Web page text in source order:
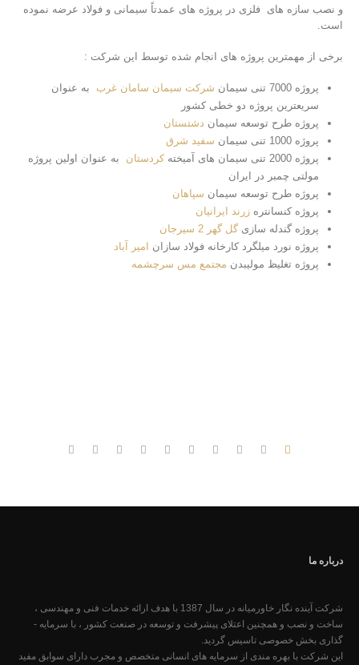
و نصب سازه های فلزی در پروژه های عمدتاً سیمانی و فولاد عرضه نموده
است.
برخی از مهمترین پروژه های انجام شده توسط این شرکت :
پروژه 7000 تنی سیمان شرکت سیمان سامان غرب به عنوان
سریعترین پروژه دو خطی کشور
پروژه طرح توسعه سیمان دشتستان
پروژه 1000 تنی سیمان
سفید شرق
پروژه 2000 تنی سیمان های آمیخته
کردستان به عنوان اولین پروژه
مولتی چمبر در ایران
پروژه طرح توسعه سیمان سپاهان
پروژه کنسانتره زرند ایرانیان
پروژه گندله سازیگل گهر 2 سیرجان
پروژه نورد میلگرد کارخانه فولاد سازان
امیر آباد
پروژه تغلیظ مولیبدن مجتمع مس سرچشمه
درباره ما
شرکت آینده ­نگار خاورمیانه در سال 1387 با هدف ارائه خدمات فنی و مهندسی ،
ساخت و نصب و همچنین اعتلای پیشرفت و توسعه در صنعت کشور ، با سرمایه ­
گذاری بخش خصوصی تاسیس گردید.
این شرکت با بهره ­مندی از سرمایه­ های انسانی متخصص و مجرب دارای سوابق مفید